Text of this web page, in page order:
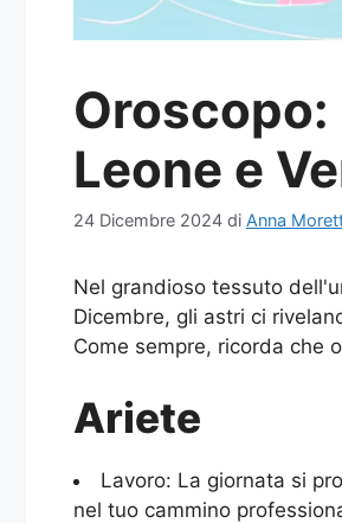
Leone e
24 Dicembre 2024 di Anna
Nel grandioso tessuto
Dicembre, gli astri ci
Come sempre, ricorda che
Ariete
Lavoro: La giornata si
nel tuo cammino